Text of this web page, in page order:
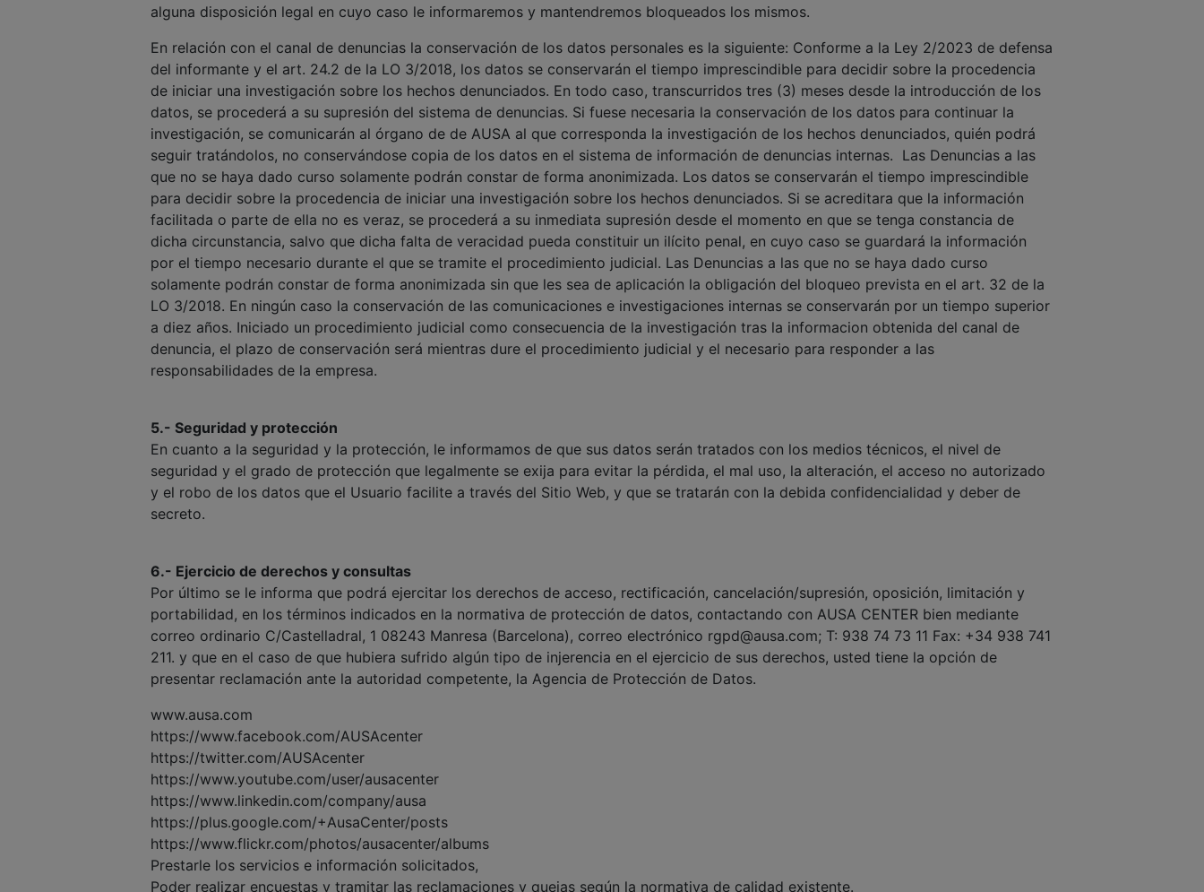
alguna disposición legal en cuyo caso le informaremos y mantendremos bloqueados los mismos.
En relación con el canal de denuncias la conservación de los datos personales es la siguiente: Conforme a la Ley 2/2023 de defensa
del informante y el art. 24.2 de la LO 3/2018, los datos se conservarán el tiempo imprescindible para decidir sobre la procedencia
de iniciar una investigación sobre los hechos denunciados. En todo caso, transcurridos tres (3) meses desde la introducción de los
datos, se procederá a su supresión del sistema de denuncias. Si fuese necesaria la conservación de los datos para continuar la
investigación, se comunicarán al órgano de de AUSA al que corresponda la investigación de los hechos denunciados, quién podrá
seguir tratándolos, no conservándose copia de los datos en el sistema de información de denuncias internas. Las Denuncias a las
que no se haya dado curso solamente podrán constar de forma anonimizada. Los datos se conservarán el tiempo imprescindible
para decidir sobre la procedencia de iniciar una investigación sobre los hechos denunciados. Si se acreditara que la información
facilitada o parte de ella no es veraz, se procederá a su inmediata supresión desde el momento en que se tenga constancia de
dicha circunstancia, salvo que dicha falta de veracidad pueda constituir un ilícito penal, en cuyo caso se guardará la información
por el tiempo necesario durante el que se tramite el procedimiento judicial. Las Denuncias a las que no se haya dado curso
solamente podrán constar de forma anonimizada sin que les sea de aplicación la obligación del bloqueo prevista en el art. 32 de la
LO 3/2018. En ningún caso la conservación de las comunicaciones e investigaciones internas se conservarán por un tiempo superior
a diez años. Iniciado un procedimiento judicial como consecuencia de la investigación tras la informacion obtenida del canal de
denuncia, el plazo de conservación será mientras dure el procedimiento judicial y el necesario para responder a las
responsabilidades de la empresa.
5.- Seguridad y protección
En cuanto a la seguridad y la protección, le informamos de que sus datos serán tratados con los medios técnicos, el nivel de
seguridad y el grado de protección que legalmente se exija para evitar la pérdida, el mal uso, la alteración, el acceso no autorizado
y el robo de los datos que el Usuario facilite a través del Sitio Web, y que se tratarán con la debida confidencialidad y deber de
secreto.
6.- Ejercicio de derechos y consultas
Por último se le informa que podrá ejercitar los derechos de acceso, rectificación, cancelación/supresión, oposición, limitación y
portabilidad, en los términos indicados en la normativa de protección de datos, contactando con AUSA CENTER bien mediante
correo ordinario C/Castelladral, 1 08243 Manresa (Barcelona), correo electrónico rgpd@ausa.com; T: 938 74 73 11 Fax: +34 938 741
211. y que en el caso de que hubiera sufrido algún tipo de injerencia en el ejercicio de sus derechos, usted tiene la opción de
presentar reclamación ante la autoridad competente, la Agencia de Protección de Datos.
www.ausa.com
https://www.facebook.com/AUSAcenter
https://twitter.com/AUSAcenter
https://www.youtube.com/user/ausacenter
https://www.linkedin.com/company/ausa
https://plus.google.com/+AusaCenter/posts
https://www.flickr.com/photos/ausacenter/albums
Prestarle los servicios e información solicitados,
Poder realizar encuestas y tramitar las reclamaciones y quejas según la normativa de calidad existente.